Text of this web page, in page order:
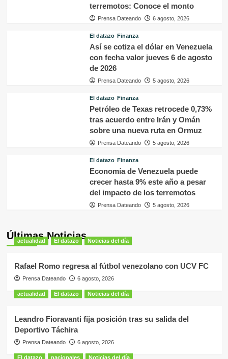
terremotos: Conoce el monto
Prensa Dateando 6 agosto, 2026
El datazo Finanza
Así se cotiza el dólar en Venezuela
con fecha valor jueves 6 de agosto
de 2026
Prensa Dateando 5 agosto, 2026
El datazo Finanza
Petróleo de Texas retrocede 0,73%
tras acuerdo entre Irán y Omán
sobre una nueva ruta en Ormuz
Prensa Dateando 5 agosto, 2026
El datazo Finanza
Economía de Venezuela puede
crecer hasta 9% este año a pesar
del impacto de los terremotos
Prensa Dateando 5 agosto, 2026
Últimas Noticias
actualidad El datazo Noticias del día
Rafael Romo regresa al fútbol venezolano con UCV FC
Prensa Dateando 6 agosto, 2026
actualidad El datazo Noticias del día
Leandro Fioravanti fija posición tras su salida del
Deportivo Táchira
Prensa Dateando 6 agosto, 2026
El datazo nacionales Noticias del día